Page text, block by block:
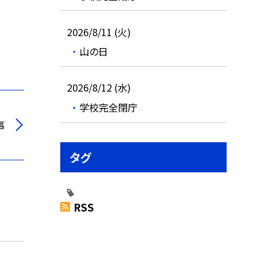
2026/8/11 (火)
山の日
2026/8/12 (水)
学校完全閉庁
タグ
RSS